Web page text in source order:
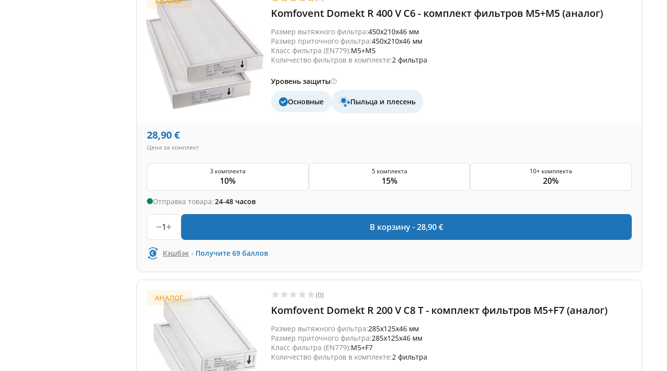
Komfovent Domekt R 400 V C6 - комплект фильтров M5+M5 (аналог)
Размер вытяжного фильтра:450x210x46 мм
Размер приточного фильтра:450x210x46 мм
Класс фильтра (EN779):M5+M5
Количество фильтров в комплекте:2 фильтра
Уровень защиты
Основные Пыльца и плесень
28,90€
Цена за комплект
3 комплекта
10%
5 комплекта
15%
10+ комплекта
20%
Отправка товара:24-48 часов
1 В корзину -28,90€
Кэшбэк - Получите 69 баллов
АНАЛОГ (0)
Komfovent Domekt R 200 V C8 T - комплект фильтров M5+F7 (аналог)
Размер вытяжного фильтра:285x125x46 мм
Размер приточного фильтра:285x125x46 мм
Класс фильтра (EN779):M5+F7
Количество фильтров в комплекте:2 фильтра